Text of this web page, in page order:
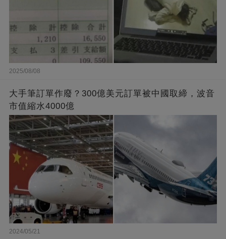
2025/08/08
大手筆訂單作廢？300億美元訂單被中國取締，波音
市值縮水4000億
2024/05/21